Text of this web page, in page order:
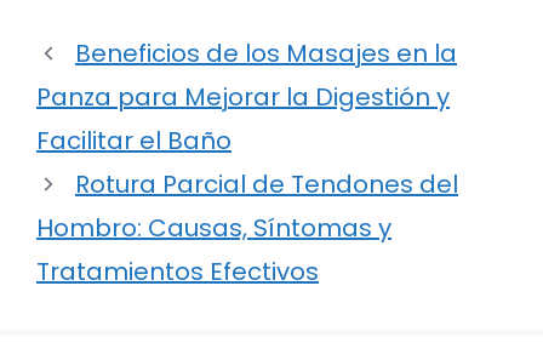
Beneficios de los Masajes en la
Panza para Mejorar la Digestión y
Facilitar el Baño
Rotura Parcial de Tendones del
Hombro: Causas, Síntomas y
Tratamientos Efectivos